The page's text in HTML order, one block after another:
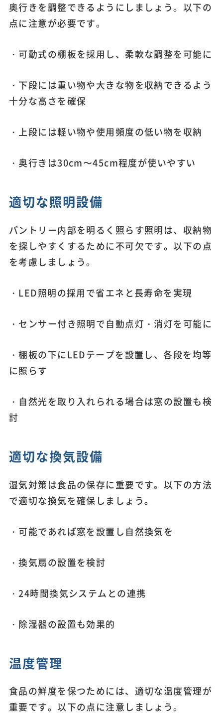
奥行きを調整できるようにしましょう。以下の
点に注意が必要です。
・可動式の棚板を採用し、柔軟な調整を可能に
・下段には重い物や大きな物を収納できるよう
十分な高さを確保
・上段には軽い物や使用頻度の低い物を収納
・奥行きは30cm〜45cm程度が使いやすい
適切な照明設備
パントリー内部を明るく照らす照明は、収納物
を探しやすくするために不可欠です。以下の点
を考慮しましょう。
・LED照明の採用で省エネと長寿命を実現
・センサー付き照明で自動点灯・消灯を可能に
・棚板の下にLEDテープを設置し、各段を均等
に照らす
・自然光を取り入れられる場合は窓の設置も検
討
適切な換気設備
湿気対策は食品の保存に重要です。以下の方法
で適切な換気を確保しましょう。
・可能であれば窓を設置し自然換気を
・換気扇の設置を検討
・24時間換気システムとの連携
・除湿器の設置も効果的
温度管理
食品の鮮度を保つためには、適切な温度管理が
重要です。以下の点に注意しましょう。